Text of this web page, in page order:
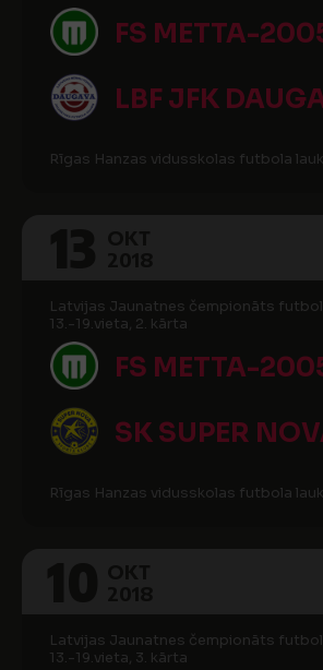
FS METTA-
LBF JFK
Rīgas Hanzas vidusskolas futbola
Latvijas Jaunatnes čempionāts
13.-19.vieta, 2. kārta
FS METTA-
SK SUPER
Rīgas Hanzas vidusskolas futbola
Latvijas Jaunatnes čempionāts
13.-19.vieta, 3. kārta